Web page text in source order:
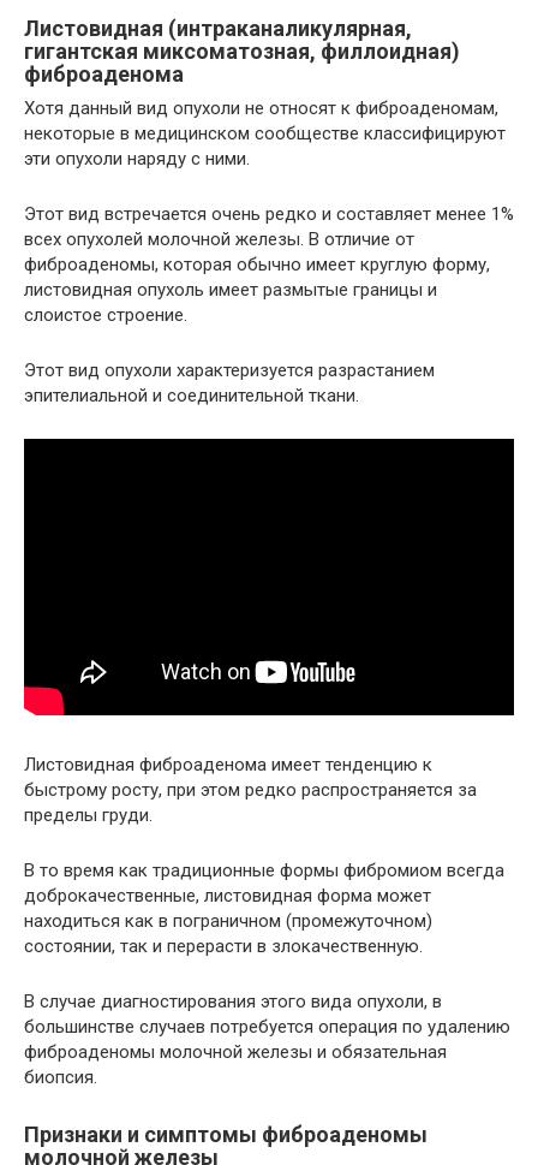
Листовидная (интраканаликулярная,
гигантская миксоматозная, филлоидная)
фиброаденома
Хотя данный вид опухоли не относят к фиброаденомам,
некоторые в медицинском сообществе классифицируют
эти опухоли наряду с ними.
Этот вид встречается очень редко и составляет менее 1%
всех опухолей молочной железы. В отличие от
фиброаденомы, которая обычно имеет круглую форму,
листовидная опухоль имеет размытые границы и
слоистое строение.
Этот вид опухоли характеризуется разрастанием
эпителиальной и соединительной ткани.
Листовидная фиброаденома имеет тенденцию к
быстрому росту, при этом редко распространяется за
пределы груди.
В то время как традиционные формы фибромиом всегда
доброкачественные, листовидная форма может
находиться как в пограничном (промежуточном)
состоянии, так и перерасти в злокачественную.
В случае диагностирования этого вида опухоли, в
большинстве случаев потребуется операция по удалению
фиброаденомы молочной железы и обязательная
биопсия.
Признаки и симптомы фиброаденомы
молочной железы